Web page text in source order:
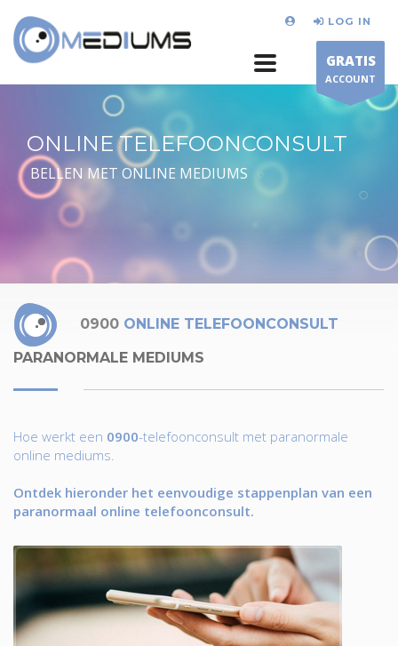
LOG IN
GRATIS
ACCOUNT
ONLINE TELEFOONCONSULT
BELLEN MET ONLINE MEDIUMS
0900 ONLINE TELEFOONCONSULT
PARANORMALE MEDIUMS
Hoe werkt een 0900-telefoonconsult met paranormale
online mediums.
Ontdek hieronder het eenvoudige stappenplan van een
paranormaal online telefoonconsult.